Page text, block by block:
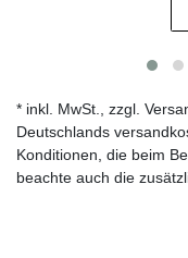
* inkl. MwSt., zzgl.
Deutschlands
Konditionen, die beim
beachte auch die